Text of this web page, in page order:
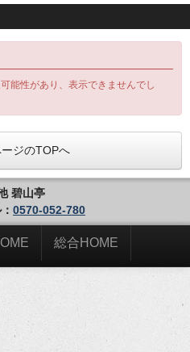
能性があり、表示できませんでし
ージのTOPへ
碧山亭
0570-052-780
総合HOME